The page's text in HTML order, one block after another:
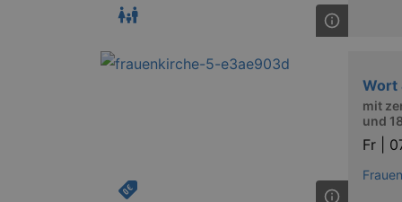
Wort
mit
und
Fr |